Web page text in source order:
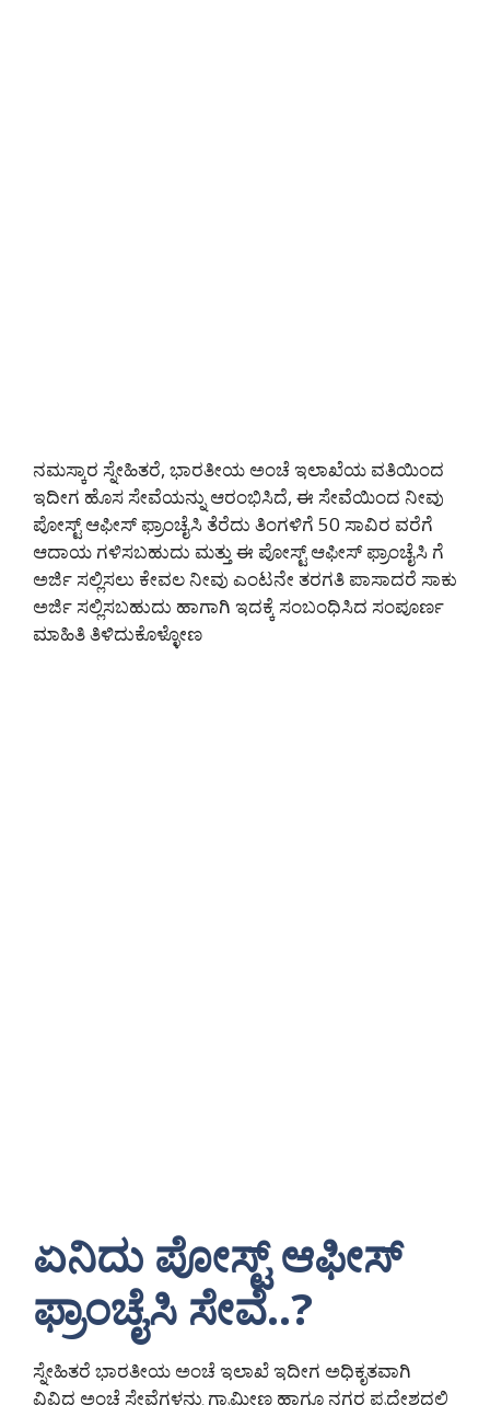
ನಮಸ್ಕಾರ ಸ್ನೇಹಿತರೆ, ಭಾರತೀಯ ಅಂಚೆ ಇಲಾಖೆಯ ವತಿಯಿಂದ
ಇದೀಗ ಹೊಸ ಸೇವೆಯನ್ನು ಆರಂಭಿಸಿದೆ, ಈ ಸೇವೆಯಿಂದ ನೀವು
ಪೋಸ್ಟ್ ಆಫೀಸ್ ಫ್ರಾಂಚೈಸಿ ತೆರೆದು ತಿಂಗಳಿಗೆ 50 ಸಾವಿರ ವರೆಗೆ
ಆದಾಯ ಗಳಿಸಬಹುದು ಮತ್ತು ಈ ಪೋಸ್ಟ್ ಆಫೀಸ್ ಫ್ರಾಂಚೈಸಿ ಗೆ
ಅರ್ಜಿ ಸಲ್ಲಿಸಲು ಕೇವಲ ನೀವು ಎಂಟನೇ ತರಗತಿ ಪಾಸಾದರೆ ಸಾಕು
ಅರ್ಜಿ ಸಲ್ಲಿಸಬಹುದು ಹಾಗಾಗಿ ಇದಕ್ಕೆ ಸಂಬಂಧಿಸಿದ ಸಂಪೂರ್ಣ
ಮಾಹಿತಿ ತಿಳಿದುಕೊಳ್ಳೋಣ
ಏನಿದು ಪೋಸ್ಟ್ ಆಫೀಸ್
ಫ್ರಾಂಚೈಸಿ ಸೇವೆ..?
ಸ್ನೇಹಿತರೆ ಭಾರತೀಯ ಅಂಚೆ ಇಲಾಖೆ ಇದೀಗ ಅಧಿಕೃತವಾಗಿ
ವಿವಿಧ ಅಂಚೆ ಸೇವೆಗಳನ್ನು ಗ್ರಾಮೀಣ ಹಾಗೂ ನಗರ ಪ್ರದೇಶದಲ್ಲಿ